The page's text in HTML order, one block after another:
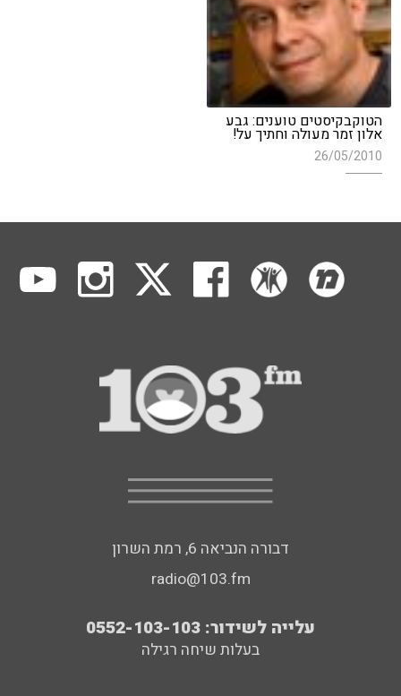
הטוקבקיסטים טוענים: גבע
אלון זמר מעולה וחתיך על!
26/05/2010
דבורה הנביאה 6, רמת השרון
radio@103.fm
עלייה לשידור: 0552-103-103
בעלות שיחה רגילה